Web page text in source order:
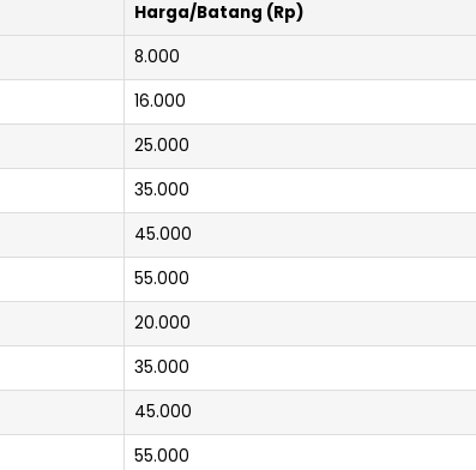
Harga/Batang (Rp)
8.000
16.000
25.000
35.000
45.000
55.000
20.000
35.000
45.000
55.000